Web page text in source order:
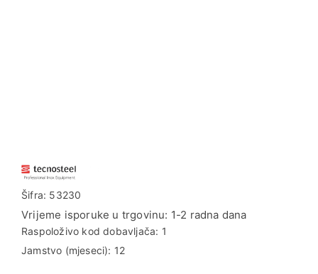
Šifra: 53230
Vrijeme isporuke u trgovinu: 1-2 radna dana
Raspoloživo kod dobavljača: 1
Jamstvo (mjeseci): 12